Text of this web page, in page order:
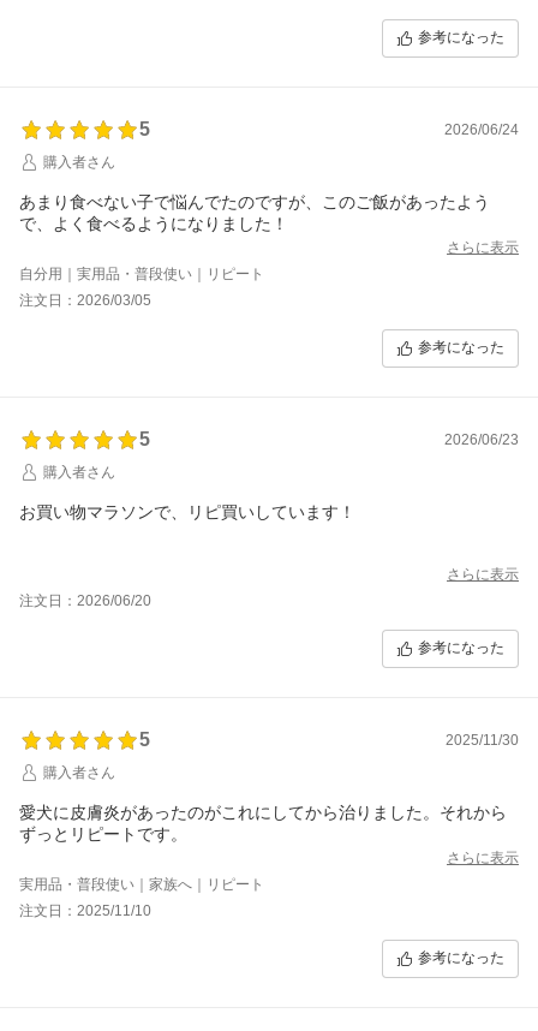
参考になった
5
2026/06/24
購入者さん
あまり食べない子で悩んでたのですが、このご飯があったよう
で、よく食べるようになりました！
さらに表示
自分用｜実用品・普段使い｜リピート
注文日：2026/03/05
参考になった
5
2026/06/23
購入者さん
お買い物マラソンで、リピ買いしています！
さらに表示
注文日：2026/06/20
参考になった
5
2025/11/30
購入者さん
愛犬に皮膚炎があったのがこれにしてから治りました。それから
ずっとリピートです。
さらに表示
実用品・普段使い｜家族へ｜リピート
注文日：2025/11/10
参考になった